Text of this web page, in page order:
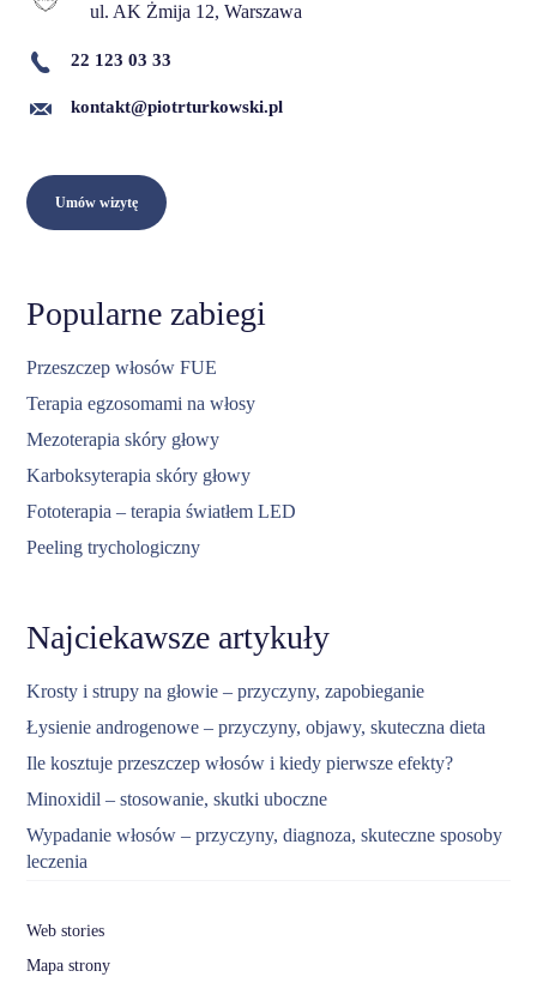
ul. AK Żmija 12, Warszawa
22 123 03 33
kontakt@piotrturkowski.pl
Umów wizytę
Popularne zabiegi
Przeszczep włosów FUE
Terapia egzosomami na włosy
Mezoterapia skóry głowy
Karboksyterapia skóry głowy
Fototerapia – terapia światłem LED
Peeling trychologiczny
Najciekawsze artykuły
Krosty i strupy na głowie – przyczyny, zapobieganie
Łysienie androgenowe – przyczyny, objawy, skuteczna dieta
Ile kosztuje przeszczep włosów i kiedy pierwsze efekty?
Minoxidil – stosowanie, skutki uboczne
Wypadanie włosów – przyczyny, diagnoza, skuteczne sposoby
leczenia
Web stories
Mapa strony